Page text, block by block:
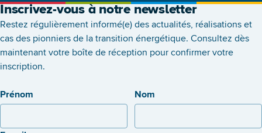
Inscrivez-vous à notre newsletter
Restez régulièrement informé(e) des actualités, réalisations et
cas des pionniers de la transition énergétique. Consultez dès
maintenant votre boîte de réception pour confirmer votre
inscription.
Prénom Nom